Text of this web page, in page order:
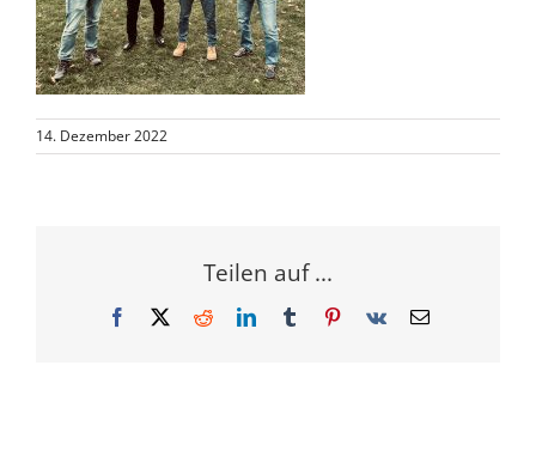
14. Dezember 2022
Teilen auf ...
Facebook
X RedditLinkedInTumblrPinterest
Vk
E-